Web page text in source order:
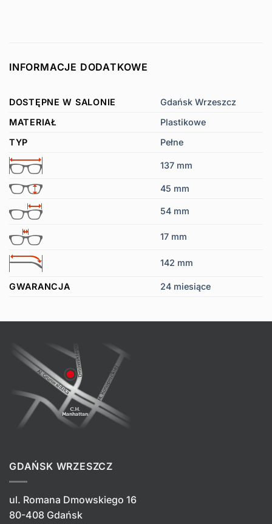
INFORMACJE DODATKOWE
DOSTĘPNE W SALONIE
Gdańsk Wrzeszcz
MATERIAŁ
Plastikowe
TYP
Pełne
137 mm
45 mm
54 mm
17 mm
142 mm
GWARANCJA 24 miesiące
GDAŃSK WRZESZCZ
ul. Romana Dmowskiego 16
80-408 Gdańsk